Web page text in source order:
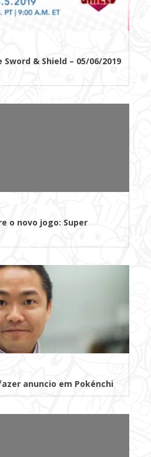
& Shield – 05/06/2019
o novo jogo: Super
anuncio em Pokénchi